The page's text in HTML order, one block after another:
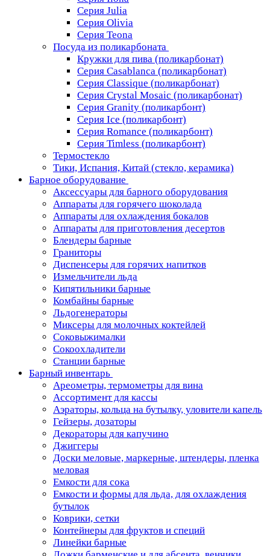
Серия Julia
Серия Olivia
Серия Teona
Посуда из поликарбоната
Кружки для пива (поликарбонат)
Серия Casablanсa (поликарбонат)
Серия Classique (поликарбонат)
Серия Crystal Mosaic (поликарбонат)
Серия Granity (поликарбонт)
Серия Ice (поликарбонт)
Серия Romance (поликарбонт)
Серия Timless (поликарбонт)
Термостекло
Тики, Испания, Китай (стекло, керамика)
Барное оборудование
Аксессуары для барного оборудования
Аппараты для горячего шоколада
Аппараты для охлаждения бокалов
Аппараты для приготовления десертов
Блендеры барные
Граниторы
Диспенсеры для горячих напитков
Измельчители льда
Кипятильники барные
Комбайны барные
Льдогенераторы
Миксеры для молочных коктейлей
Соковыжималки
Сокоохладители
Станции барные
Барный инвентарь
Ареометры, термометры для вина
Ассортимент для кассы
Аэраторы, кольца на бутылку, уловители капель
Гейзеры, дозаторы
Декораторы для капучино
Джиггеры
Доски меловые, маркерные, штендеры, пленка
меловая
Емкости для сока
Емкости и формы для льда, для охлаждения
бутылок
Коврики, сетки
Контейнеры для фруктов и специй
Линейки барные